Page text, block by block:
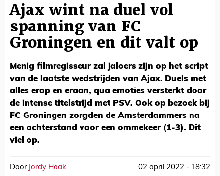
Ajax wint na duel vol
spanning van FC
Groningen en dit valt op
Menig filmregisseur zal jaloers zijn op het script
van de laatste wedstrijden van Ajax. Duels met
alles erop en eraan, qua emoties versterkt door
de intense titelstrijd met PSV. Ook op bezoek bij
FC Groningen zorgden de Amsterdammers na
een achterstand voor een ommekeer (1-3). Dit
viel op.
Door Jordy Haak 02 april 2022 - 18:32